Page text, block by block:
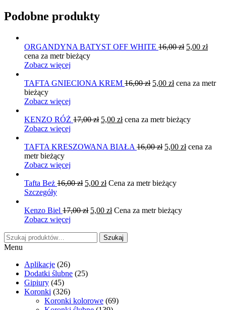
Podobne produkty
ORGANDYNA BATYST OFF WHITE 16,00zł Pierwotna
5,00 zł
cena za metr bieżący
Zobacz więcej
TAFTA GNIECIONA KREM 16,00zł Pierwotna
5,00 złAktualna
cena za metr
bieżący
Zobacz więcej
KENZO RÓŻ 17,00zł Pierwotna
17,00 zł.
5,00 złAktualna
5,00 zł.
cena za metr bieżący
Zobacz więcej
TAFTA KRESZOWANA BIAŁA 16,00zł Pierwotna
5,00 złAktualna
cena za
metr bieżący
Zobacz więcej
Tafta Beż 16,00zł Pierwotna
16,00 zł.
5,00 złAktualna
5,00 zł.
Cena za metr bieżący
Szczegóły
Kenzo Biel 17,00zł Pierwotna
17,00 zł.
5,00 złAktualna
5,00 zł.
Cena za metr bieżący
Zobacz więcej
Szukaj:
Szukaj
Menu
Aplikacje (26)
Dodatki ślubne (25)
Gipiury (45)
Koronki (326)
Koronki kolorowe (69)